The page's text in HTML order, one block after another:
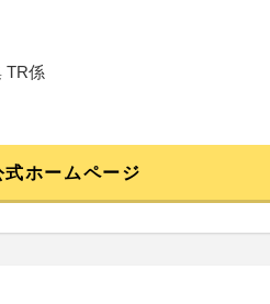
TR係
式ホームページ